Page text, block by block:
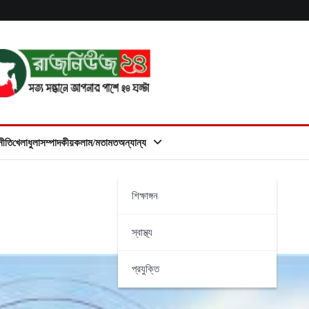
খেলাধুলাসম্পাদকীয়কলাম/মতামতঅন্যান্য
শিক্ষাঙ্গন
স্বাস্থ্য
প্রযুক্তি